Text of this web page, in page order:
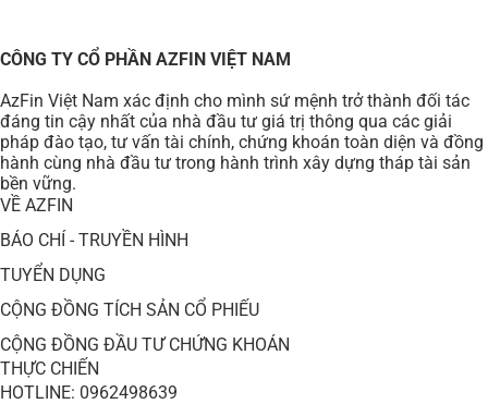
CÔNG TY CỔ PHẦN AZFIN VIỆT NAM
AzFin Việt Nam xác định cho mình sứ mệnh trở thành đối tác
đáng tin cậy nhất của nhà đầu tư giá trị thông qua các giải
pháp đào tạo, tư vấn tài chính, chứng khoán toàn diện và đồng
hành cùng nhà đầu tư trong hành trình xây dựng tháp tài sản
bền vững.
VỀ AZFIN
BÁO CHÍ - TRUYỀN HÌNH
TUYỂN DỤNG
CỘNG ĐỒNG TÍCH SẢN CỔ PHIẾU
CỘNG ĐỒNG ĐẦU TƯ CHỨNG KHOÁN
THỰC CHIẾN
HOTLINE: 0962498639